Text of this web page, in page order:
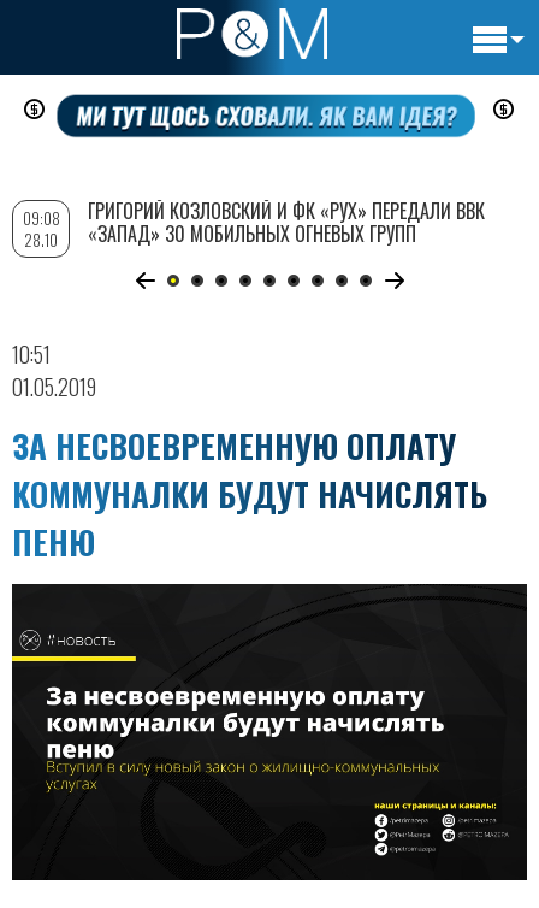
Перейти
содержанию
10:51
01.05.2019
ЗА НЕСВОЕВРЕМЕННУЮ ОПЛАТУ
КОММУНАЛКИ БУДУТ НАЧИСЛЯТЬ
ПЕНЮ
09:08
28.10
ГРИГОРИЙ КОЗЛОВСКИЙ И ФК «РУХ» ПЕРЕДАЛИ ВВК
«ЗАПАД» 30 МОБИЛЬНЫХ ОГНЕВЫХ ГРУПП